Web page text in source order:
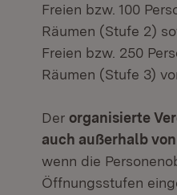
Freien bzw. 100
Räumen (Stufe 2)
Freien bzw. 250
Räumen (Stufe 3)
Der organisierte
auch außerhalb
wenn die
Öffnungsstufen